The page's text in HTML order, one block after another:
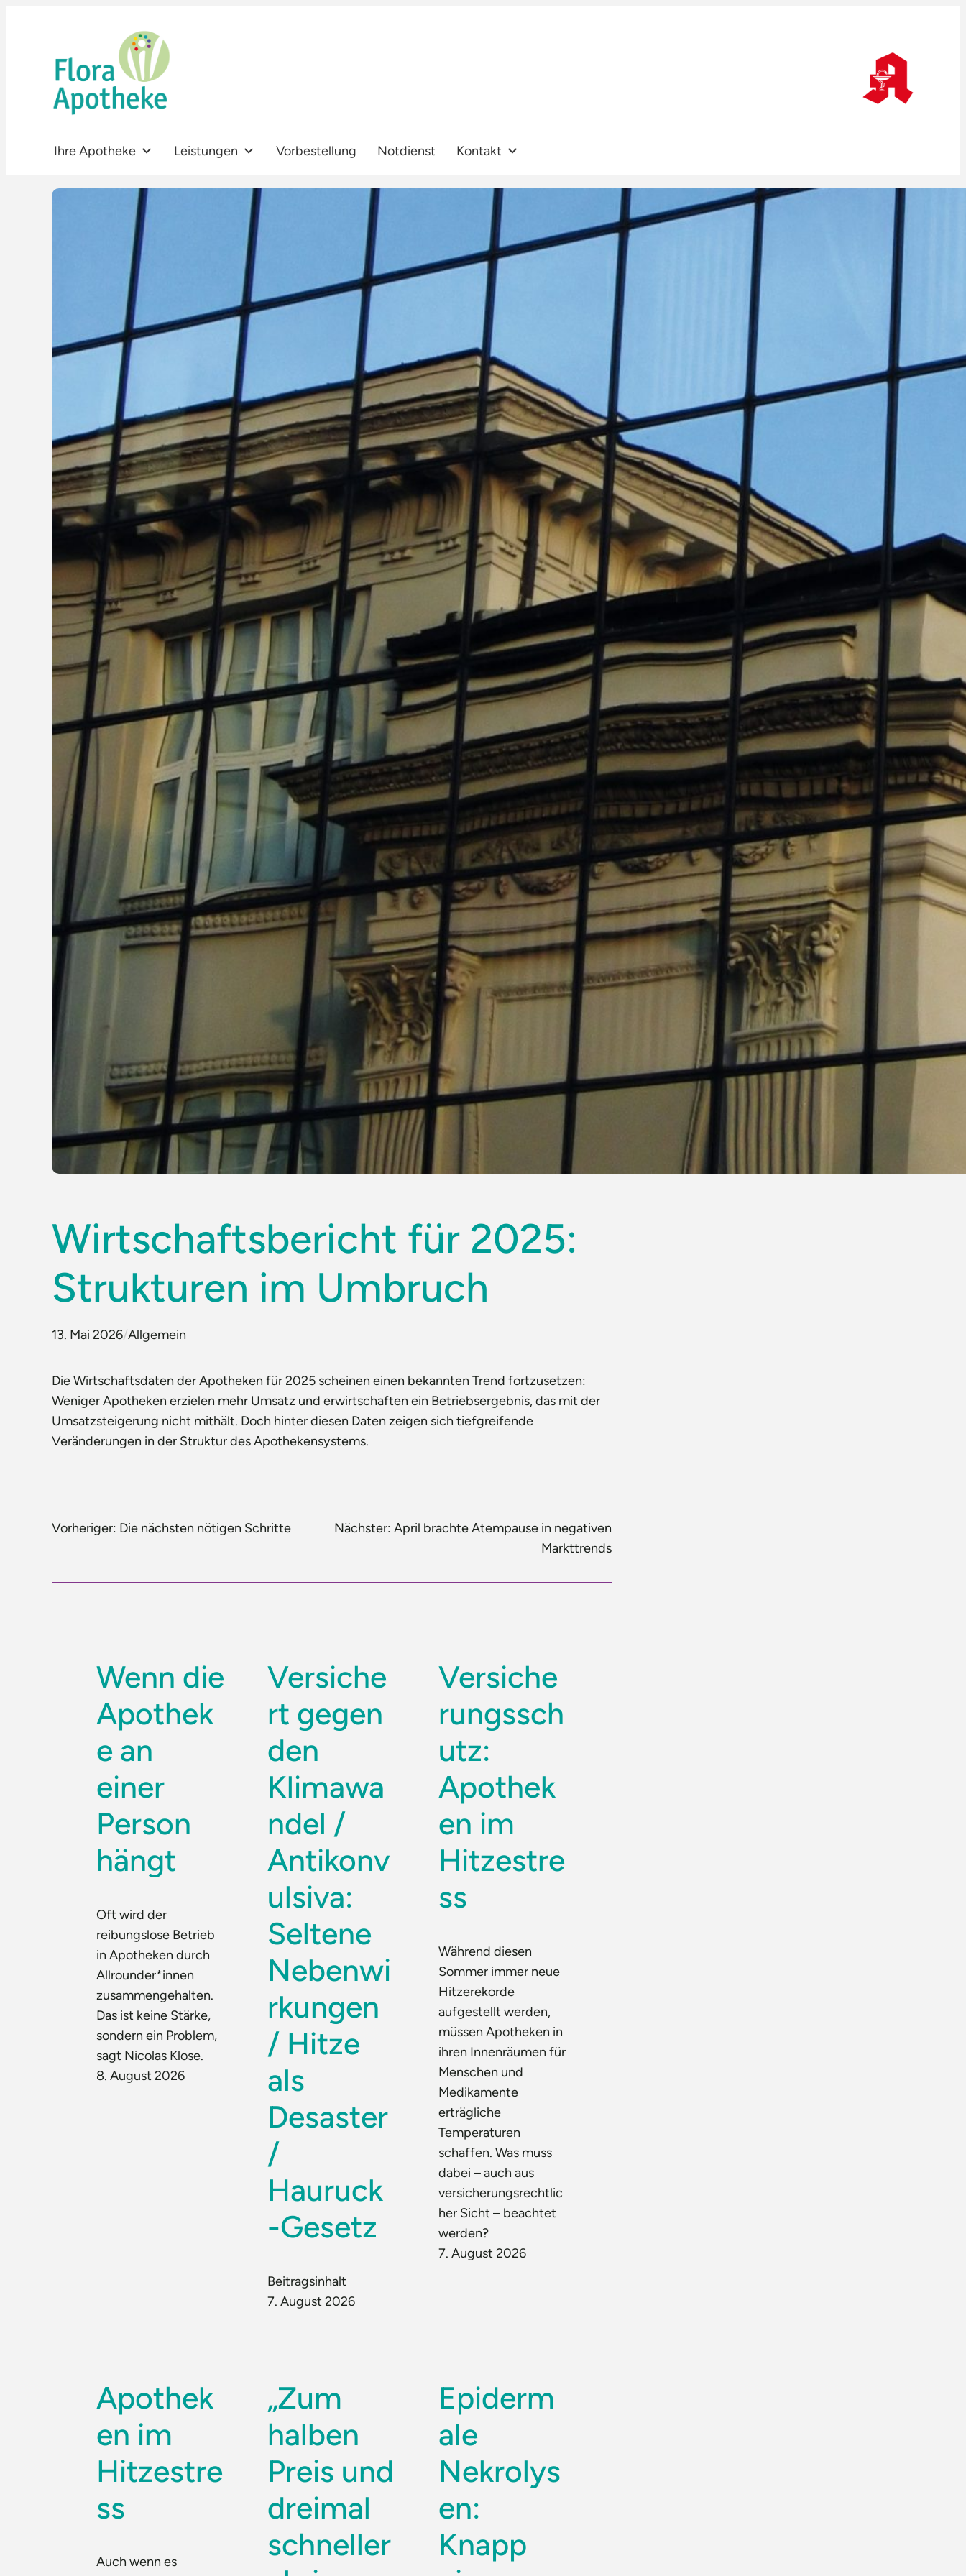
Ihre Apotheke Leistungen Vorbestellung Notdienst Kontakt
Wirtschaftsbericht für 2025:
Strukturen im Umbruch
13. Mai 2026/Allgemein
Die Wirtschaftsdaten der Apotheken für 2025 scheinen einen bekannten Trend fortzusetzen:
Weniger Apotheken erzielen mehr Umsatz und erwirtschaften ein Betriebsergebnis, das mit der
Umsatzsteigerung nicht mithält. Doch hinter diesen Daten zeigen sich tiefgreifende
Veränderungen in der Struktur des Apothekensystems.
Vorheriger: Die nächsten nötigen Schritte Nächster: April brachte Atempause in negativen
Markttrends
Wenn die
Apothek
e an
einer
Person
hängt
Oft wird der
reibungslose Betrieb
in Apotheken durch
Allrounder*innen
zusammengehalten.
Das ist keine Stärke,
sondern ein Problem,
sagt Nicolas Klose.
8. August 2026
Versiche
rt gegen
den
Klimawa
ndel /
Antikonv
ulsiva:
Seltene
Nebenwi
rkungen
/ Hitze
als
Desaster
/
Hauruck
-Gesetz
Beitragsinhalt
7. August 2026
Versiche
rungssch
utz:
Apothek
en im
Hitzestre
ss
Während diesen
Sommer immer neue
Hitzerekorde
aufgestellt werden,
müssen Apotheken in
ihren Innenräumen für
Menschen und
Medikamente
erträgliche
Temperaturen
schaffen. Was muss
dabei – auch aus
versicherungsrechtlic
her Sicht – beachtet
werden?
7. August 2026
Apothek
en im
Hitzestre
ss
Auch wenn es
„Zum
halben
Preis und
dreimal
schneller
Epiderm
ale
Nekrolys
en:
Knapp
Wenn die Apotheke an einer Person hängt
Versichert gegen den Klimawandel /
Antikonvulsiva: Seltene Nebenwirkungen
/ Hitze als Desaster / Hauruck-Gesetz
Versicherungsschutz: Apotheken im
Apotheken im Hitzestress
„Zum halben Preis und dreimal schneller
als in Europa“
Allgemein